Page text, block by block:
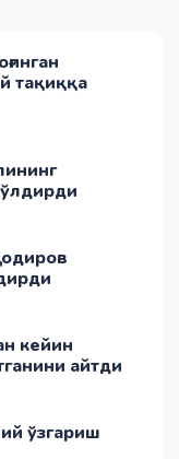
тақиққа
кейин
айтди
ўзгариш